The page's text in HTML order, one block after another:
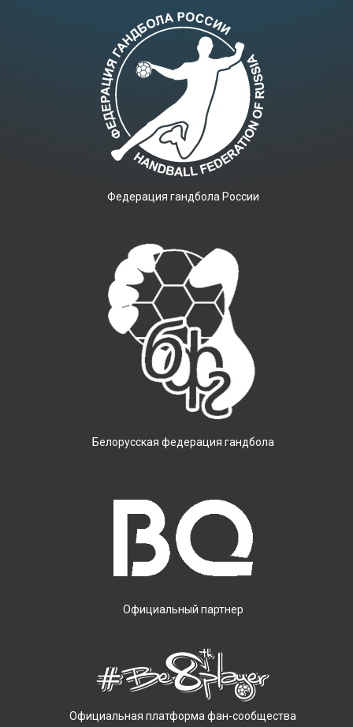
Фeдерация гандбола России
Белорусская федерация гандбола
Официальный партнер
Официальная платформа фан-сообщества